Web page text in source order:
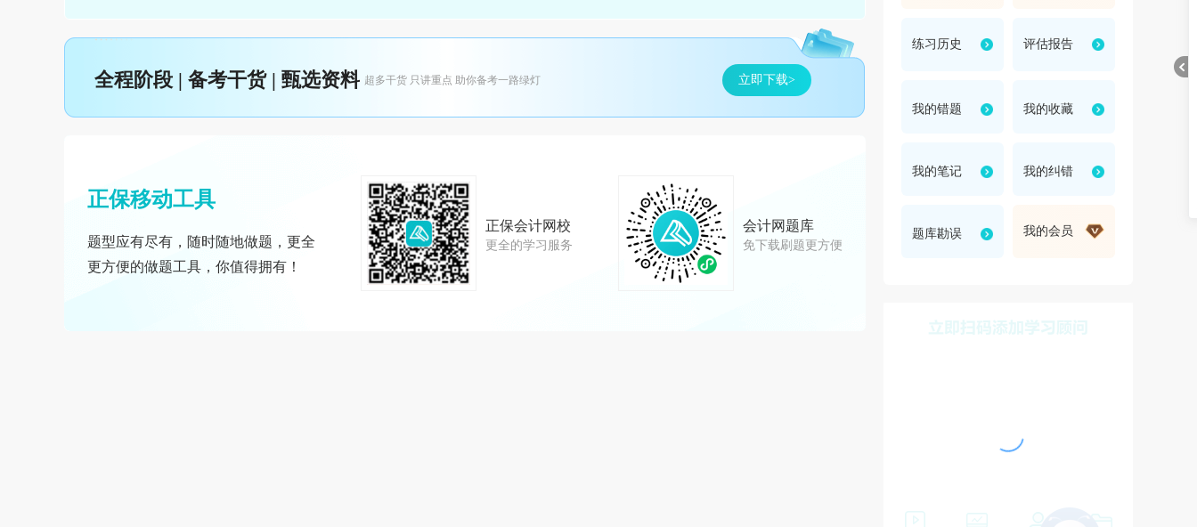
全程阶段 | 备考干货 | 甄选资料 超多干货 只讲重点 助你备考一路绿灯 立即下载>
正保移动工具
题型应有尽有，随时随地做题，更全
更方便的做题工具，你值得拥有！
正保会计网校
更全的学习服务
会计网题库
免下载刷题更方便
练习历史 评估报告
我的错题 我的收藏
我的笔记 我的纠错
题库勘误 我的会员